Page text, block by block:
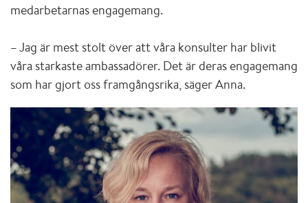
medarbetarnas engagemang.
– Jag är mest stolt över att våra konsulter har blivit
våra starkaste ambassadörer. Det är deras engagemang
som har gjort oss framgångsrika, säger Anna.